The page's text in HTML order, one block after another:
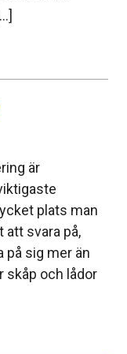
är
plats man
att svara på,
på sig mer än
skåp och lådor